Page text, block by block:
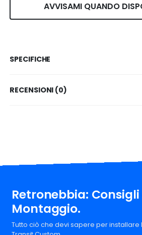
AVVISAMI QUANDO
SPECIFICHE
RECENSIONI (0)
Retronebbia: Consigli
Montaggio.
Tutto ciò che devi sapere per installare